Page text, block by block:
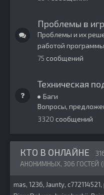
Проблемы в
Проблемы и их
работой программы
75 сообщений
Техническая
Баги
Вопросы,
3320 сообщений
КТО В ОНЛАЙНЕ
АНОНИМНЫХ, 306 ГОСТЕЙ
mas 1236 Jaunty c772114521